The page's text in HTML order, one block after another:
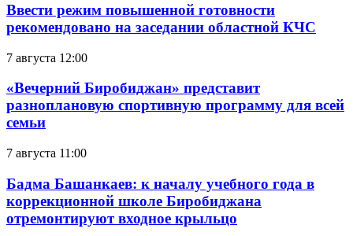
Ввести режим повышенной готовности
рекомендовано на заседании областной КЧС
7 августа 12:00
«Вечерний Биробиджан» представит
разноплановую спортивную программу для всей
семьи
7 августа 11:00
Бадма Башанкаев: к началу учебного года в
коррекционной школе Биробиджана
отремонтируют входное крыльцо